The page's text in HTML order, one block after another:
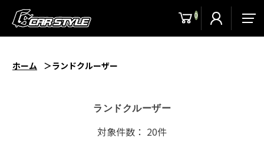
0
ホーム ランドクルーザー
ランドクルーザー
対象件数： 20件